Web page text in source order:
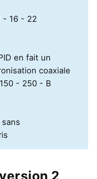
- 16 - 22
en fait un
coaxiale
- 250 - B
2